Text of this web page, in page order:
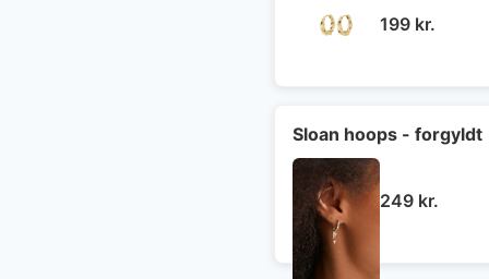
199 kr.
Sloan hoops - forgyldt
249 kr.